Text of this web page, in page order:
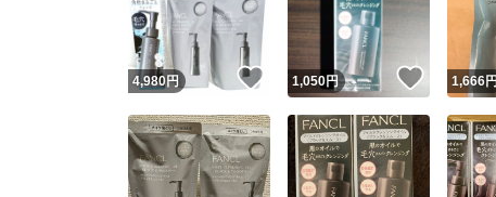
安心
取引実績
取引
商
コ
4,980円 いいね！
1,050円 いいね！
1,666円